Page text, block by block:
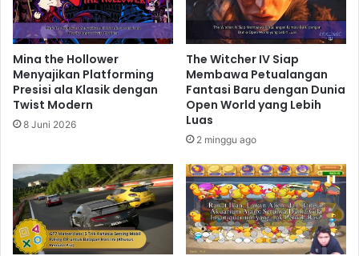
Mina the Hollower
Menyajikan Platforming
Presisi ala Klasik dengan
Twist Modern
8 Juni 2026
The Witcher IV Siap
Membawa Petualangan
Fantasi Baru dengan Dunia
Open World yang Lebih
Luas
2 minggu ago